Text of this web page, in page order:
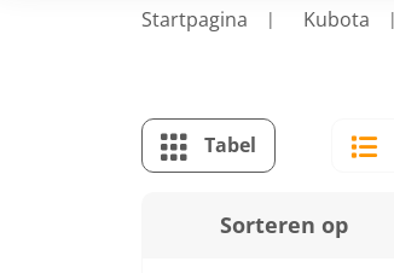
Startpagina Kubota
Tabel
Sorteren op